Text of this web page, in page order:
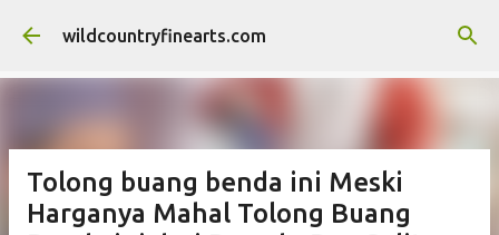
Langsung ke konten utama
wildcountryfinearts.com
Tolong buang benda ini Meski
Harganya Mahal Tolong Buang